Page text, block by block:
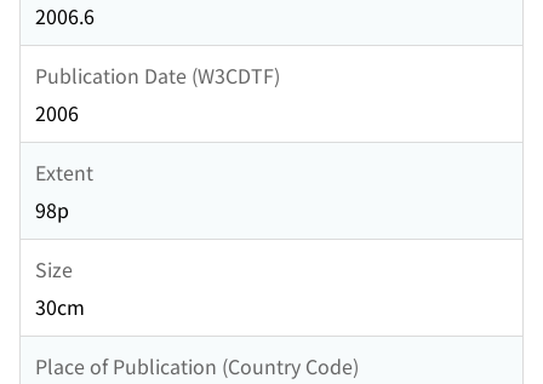
2006.6
Publication Date (W3CDTF)
2006
Extent
98p
Size
30cm
Place of Publication (Country Code)